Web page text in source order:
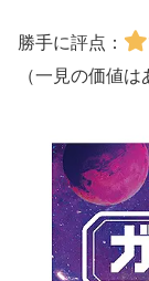
勝手に評点：
（一見の価値は